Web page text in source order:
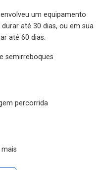
um equipamento
até 30 dias, ou em sua
até 60 dias.
semirreboques
percorrida